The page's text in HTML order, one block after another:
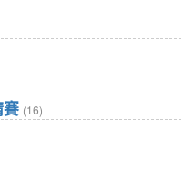
(16)